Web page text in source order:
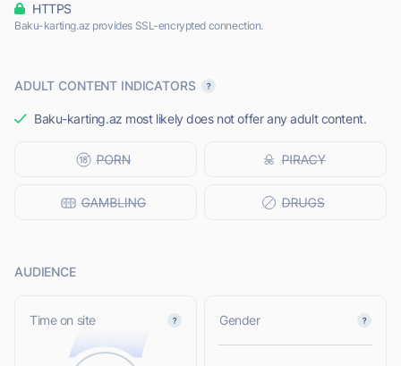
HTTPS
Baku-karting.az provides SSL-encrypted connection.
ADULT CONTENT INDICATORS
Baku-karting.az most likely does not offer any adult content.
AUDIENCE
Time on site Gender